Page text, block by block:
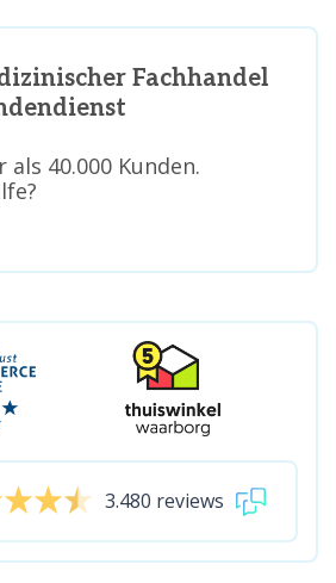
Fachhandel
40.000 Kunden.
3.480 reviews